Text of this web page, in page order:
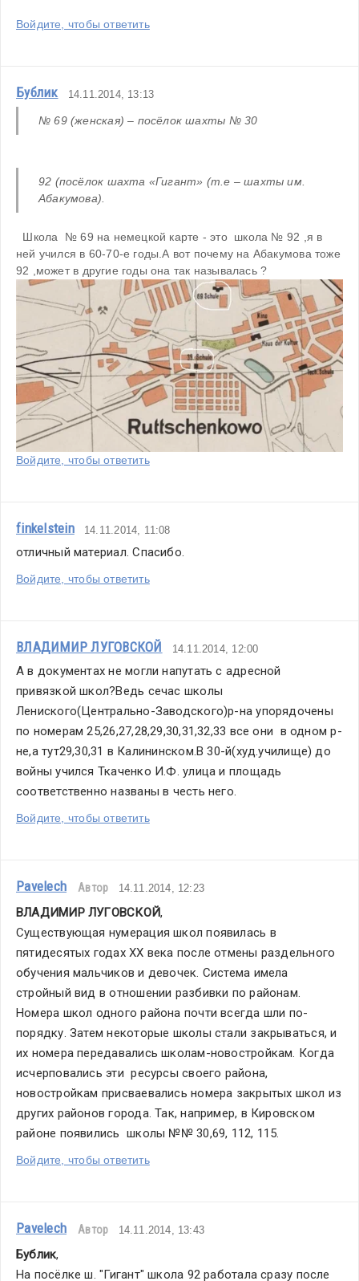
Войдите, чтобы ответить
Бублик 14.11.2014, 13:13
№ 69 (женская) – посёлок шахты № 30
92 (посёлок шахта «Гигант» (т.е – шахты им.
Абакумова).
ней учился в 60-70-е годы.А вот почему на Абакумова тоже
92 ,может в другие годы она так называлась ?
Войдите, чтобы ответить
finkelstein 14.11.2014, 11:08
отличный материал. Спасибо.
Войдите, чтобы ответить
ВЛАДИМИР ЛУГОВСКОЙ 14.11.2014, 12:00
А в документах не могли напутать с адресной
привязкой школ?Ведь сечас школы
Лениского(Центрально-Заводского)р-на упорядочены
по номерам 25,26,27,28,29,30,31,32,33 все они  в одном р-
не,а тут29,30,31 в Калининском.В 30-й(худ.училище) до
войны учился Ткаченко И.Ф. улица и площадь
соответственно названы в честь него.
Войдите, чтобы ответить
Pavelech Автор 14.11.2014, 12:23
ВЛАДИМИР ЛУГОВСКОЙ,
Существующая нумерация школ появилась в
пятидесятых годах ХХ века после отмены раздельного
обучения мальчиков и девочек. Система имела
стройный вид в отношении разбивки по районам.
Номера школ одного района почти всегда шли по-
порядку. Затем некоторые школы стали закрываться, и
их номера передавались школам-новостройкам. Когда
исчерповались эти  ресурсы своего района,
новостройкам присваевались номера закрытых школ из
других районов города. Так, например, в Кировском
районе появились  школы №№ 30,69, 112, 115.
Войдите, чтобы ответить
Pavelech Автор 14.11.2014, 13:43
Бублик,
На посёлке ш. "Гигант" школа 92 работала сразу после